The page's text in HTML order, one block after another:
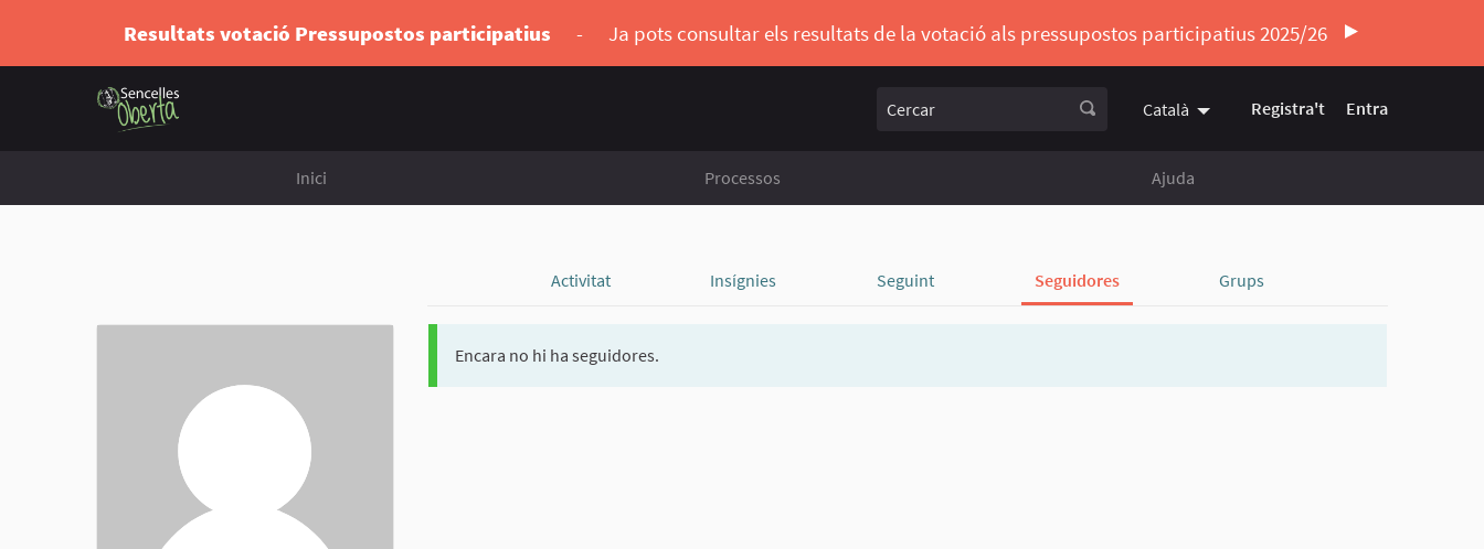
Resultats votació Pressupostos participatius - Ja pots consultar els resultats de la votació als pressupostos participatius 2025/26
Català Triar la llengua Elegir el idioma
Registra't Entra
Inici Processos Ajuda
Activitat Insígnies Seguint Seguidores Grups
Encara no hi ha seguidores.